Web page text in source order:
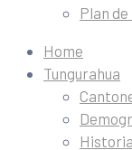
Plan
Home
Tungurahua
Historia